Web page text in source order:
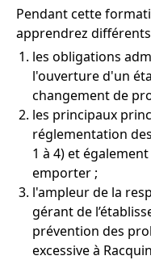
Pendant cette
apprendrez
les obligations
l'ouverture d'un
changement de
les principaux
réglementation
1 à 4) et
emporter ;
l'ampleur de la
gérant de
prévention des
excessive à